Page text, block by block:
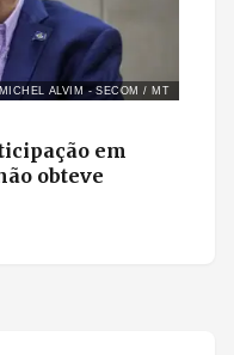
ALVIM - SECOM / MT
em
obteve